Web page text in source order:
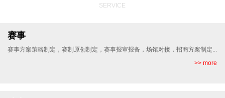
SERVICE
赛事
赛事方案策略制定，赛制原创制定，赛事报审报备，场馆对接，招商方案制定...
>> more